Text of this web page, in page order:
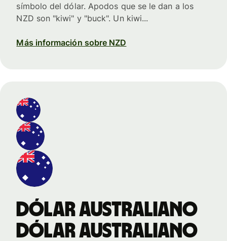
símbolo del dólar. Apodos que se le dan a los
NZD son "kiwi" y "buck". Un kiwi...
Más información sobre NZD
dólar australiano
dólar australiano